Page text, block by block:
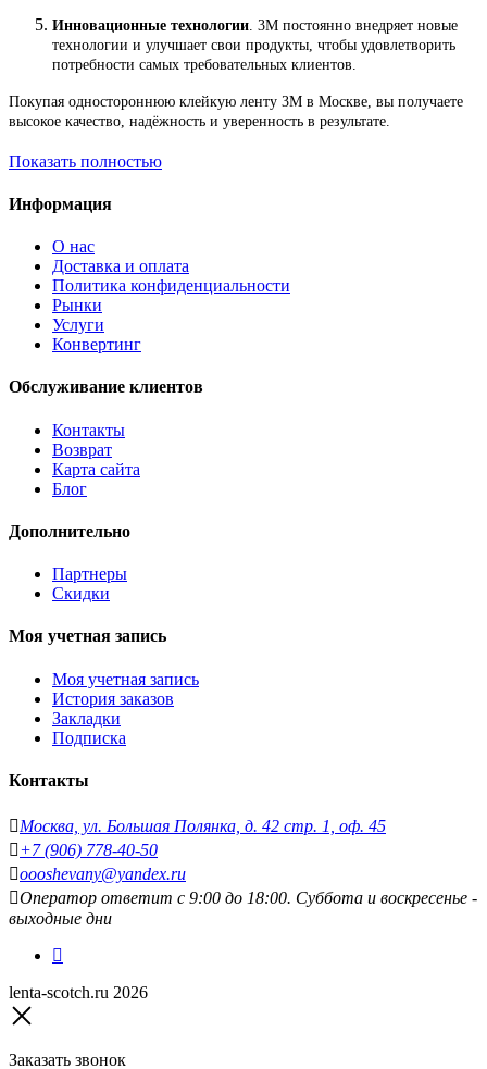
Инновационные технологии . 3М постоянно внедряет новые
технологии и улучшает свои продукты, чтобы удовлетворить
потребности самых требовательных клиентов.
Покупая одностороннюю клейкую ленту 3М в Москве, вы получаете
высокое качество, надёжность и уверенность в результате.
Показать полностью
Информация
O нас
Доставка и оплата
Политика конфиденциальности
Рынки
Услуги
Конвертинг
Обслуживание клиентов
Контакты
Возврат
Карта сайта
Блог
Дополнительно
Партнеры
Скидки
Моя учетная запись
Моя учетная запись
История заказов
Закладки
Подписка
Контакты
Москва, ул. Большая Полянка, д. 42 стр. 1, оф. 45
+7 (906) 778-40-50
oooshevany@yandex.ru
Оператор ответит с 9:00 до 18:00. Суббота и воскресенье -
выходные дни
lenta-scotch.ru 2026
Заказать звонок